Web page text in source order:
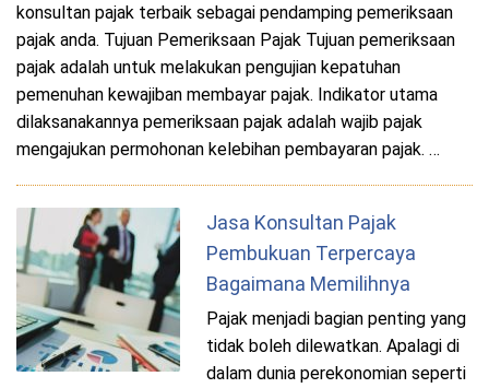
konsultan pajak terbaik sebagai pendamping pemeriksaan
pajak anda. Tujuan Pemeriksaan Pajak Tujuan pemeriksaan
pajak adalah untuk melakukan pengujian kepatuhan
pemenuhan kewajiban membayar pajak. Indikator utama
dilaksanakannya pemeriksaan pajak adalah wajib pajak
mengajukan permohonan kelebihan pembayaran pajak. …
Jasa Konsultan Pajak
Pembukuan Terpercaya
Bagaimana Memilihnya
Pajak menjadi bagian penting yang
tidak boleh dilewatkan. Apalagi di
dalam dunia perekonomian seperti